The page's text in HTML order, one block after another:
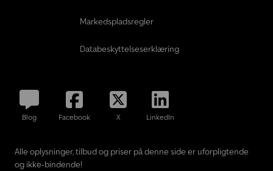
Markedspladsregler
Databeskyttelseserklæring
Blog Facebook X LinkedIn
Alle oplysninger, tilbud og priser på denne side er uforpligtende
og ikke-bindende!